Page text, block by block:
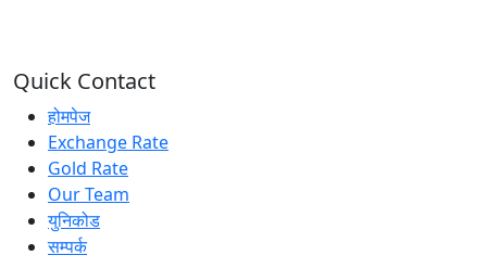
Quick Contact
होमपेज
Exchange Rate
Gold Rate
Our Team
युनिकोड
सम्पर्क